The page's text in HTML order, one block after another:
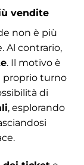
vendite
non è più
Al contrario,
. Il motivo è
proprio turno
di
, esplorando